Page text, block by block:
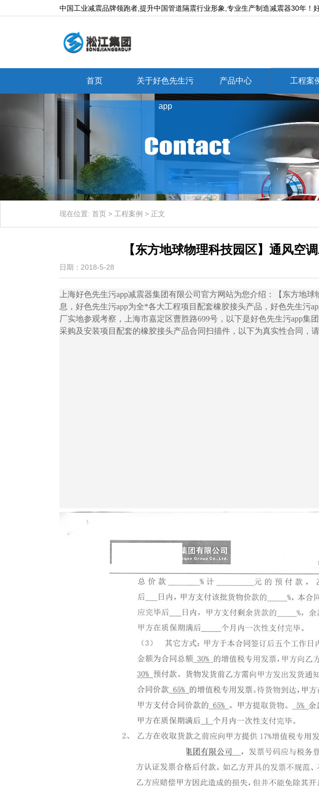
中国工业减震品牌领跑者,提升中国管道隔震行业形象,专业生产制造减震器30年！好
首页 关于好色先生污
app
产品中心 工程案
现在位置: 首页 > 工程案例 > 正文
【东方地球物理科技园区】通风空
日期：2018-5-28
上海好色先生污app减震器集团有限公司官方网站为您介绍：【东方
息，好色先生污app为全*各大工程项目配套橡胶接头产品，好色先生污
厂实地参观考察，上海市嘉定区曹胜路699号，以下是好色先生污
采购及安装项目配套的橡胶接头产品合同扫描件，以下为真实性合同，请勿